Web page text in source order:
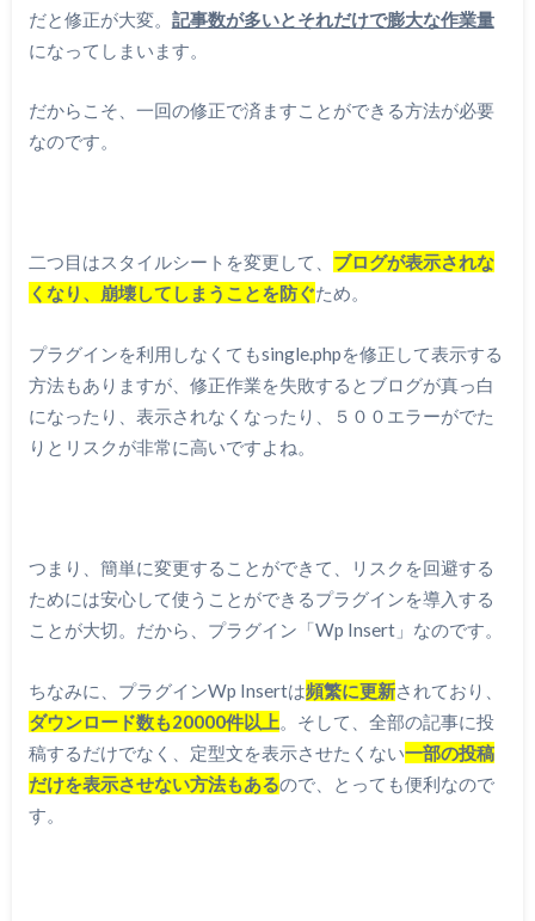
だと修正が大変。 記事数が多いとそれだけで膨大な作業量
になってしまいます。
だからこそ、一回の修正で済ますことができる方法が必要
なのです。
二つ目はスタイルシートを変更して、 ブログが表示されな
くなり、崩壊してしまうことを防ぐため。
プラグインを利用しなくてもsingle.phpを修正して表示する
方法もありますが、修正作業を失敗するとブログが真っ白
になったり、表示されなくなったり、５００エラーがでた
りとリスクが非常に高いですよね。
つまり、簡単に変更することができて、リスクを回避する
ためには安心して使うことができるプラグインを導入する
ことが大切。だから、プラグイン「Wp Insert」なのです。
ちなみに、プラグインWp Insertは頻繁に更新されており、
ダウンロード数も20000件以上。そして、全部の記事に投
稿するだけでなく、定型文を表示させたくない一部の投稿
だけを表示させない方法もあるので、とっても便利なので
す。